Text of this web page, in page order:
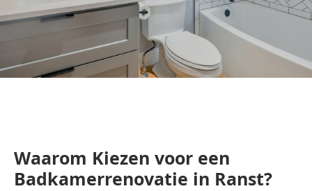
Waarom Kiezen voor een
Badkamerrenovatie in Ranst?